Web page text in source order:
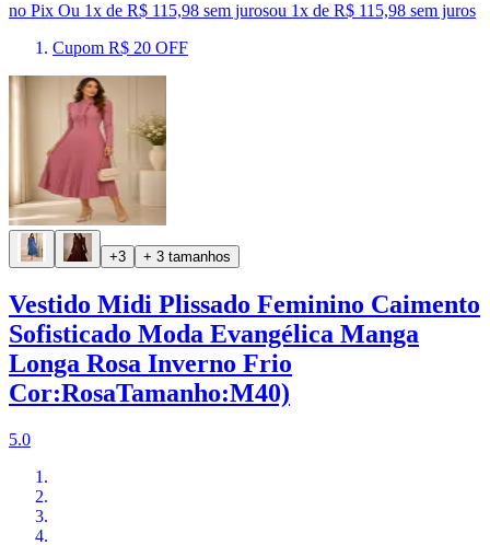
no Pix Ou 1x de R$ 115,98 sem jurosou 1x de R$ 115,98 sem juros
Cupom R$ 20 OFF
+3 + 3 tamanhos
Vestido Midi Plissado Feminino Caimento
Sofisticado Moda Evangélica Manga
Longa Rosa Inverno Frio
Cor:RosaTamanho:M40)
5.0